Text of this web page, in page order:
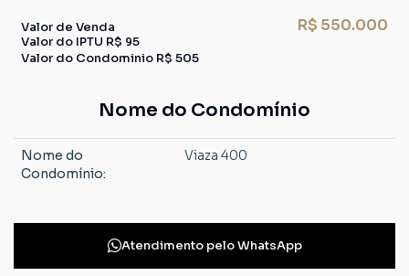
R$ 550.000
Valor de Venda
Valor do IPTU R$ 95
Valor do Condominio R$ 505
Nome do Condomínio
Nome do
Condomínio:
Viaza 400
Atendimento peloWhatsApp